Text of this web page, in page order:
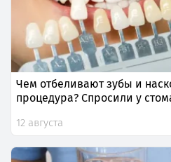
Чем отбеливают зубы и
процедура? Спросили у
12 августа